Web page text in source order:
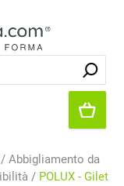
/ Abbigliamento da
/ POLUX - Gilet